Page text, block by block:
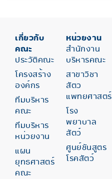
เกี่ยวกับ
คณะ
ประวัติคณะ
โครงสร้าง
องค์กร
ทีมบริหาร
คณะ
ทีมบริหาร
หน่วยงาน
แผน
ยุทธศาสตร์
คณะ
หน่วยงาน
สำนักงาน
บริหารคณะ
สาขาวิชา
สัตว
แพทยศาสตร์
โรง
พยาบาล
สัตว์
ศูนย์ชันสูตร
โรคสัตว์